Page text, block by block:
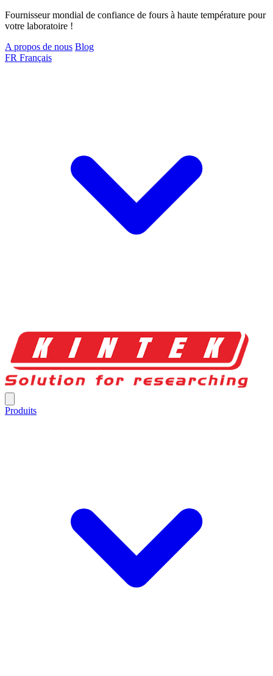
Fournisseur mondial de confiance de fours à haute température pour
votre laboratoire !
A propos de nous Blog
FR Français
Produits